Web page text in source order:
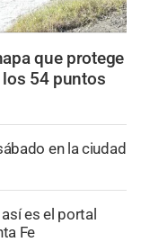
que protege
los 54 puntos
en la ciudad
es el portal
Fe